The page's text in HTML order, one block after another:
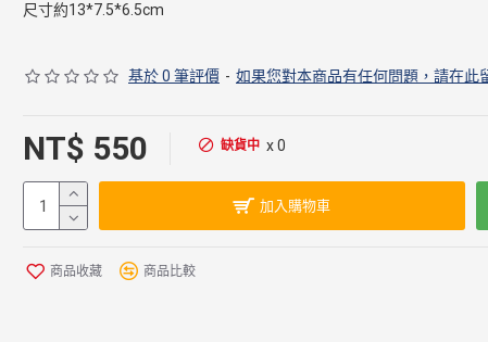
尺寸約13*7.5*6.5cm
基於 0 筆評價 - 如果您對本商品有任何問題，請在此
NT$ 550 缺貨中 x 0
加入購物車
商品收藏 商品比較